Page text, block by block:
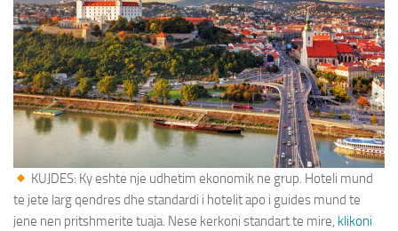
Paketa Individuale
KUJDES: Ky eshte nje udhetim ekonomik ne grup. Hoteli mund
te jete larg qendres dhe standardi i hotelit apo i guides mund te
jene nen pritshmerite tuaja. Nese kerkoni standart te mire, klikoni